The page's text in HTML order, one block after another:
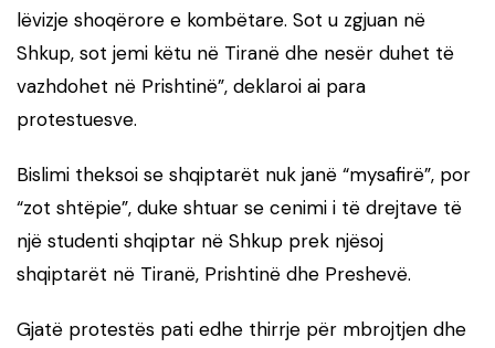
lëvizje shoqërore e kombëtare. Sot u zgjuan në
Shkup, sot jemi këtu në Tiranë dhe nesër duhet të
vazhdohet në Prishtinë”, deklaroi ai para
protestuesve.
Bislimi theksoi se shqiptarët nuk janë “mysafirë”, por
“zot shtëpie”, duke shtuar se cenimi i të drejtave të
një studenti shqiptar në Shkup prek njësoj
shqiptarët në Tiranë, Prishtinë dhe Preshevë.
Gjatë protestës pati edhe thirrje për mbrojtjen dhe